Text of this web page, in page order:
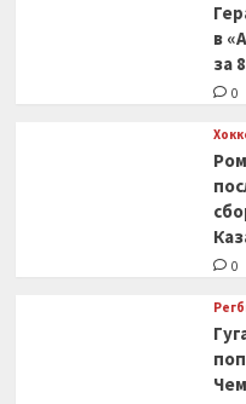
в
за
0
0